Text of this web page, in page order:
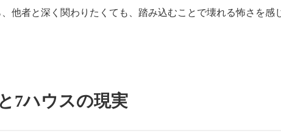
他者と深く関わりたくても、踏み込むことで壊れる怖さを
7ハウスの現実